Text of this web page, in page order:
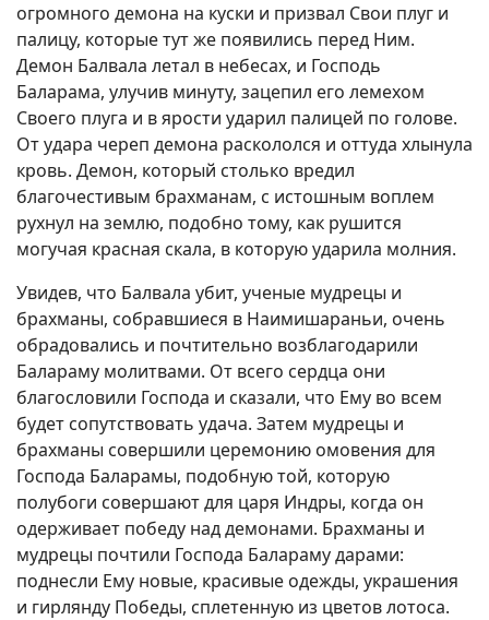
огромного демона на куски и призвал Свои плуг и
палицу, которые тут же появились перед Ним.
Демон Балвала летал в небесах, и Господь
Баларама, улучив минуту, зацепил его лемехом
Своего плуга и в ярости ударил палицей по голове.
От удара череп демона раскололся и оттуда хлынула
кровь. Демон, который столько вредил
благочестивым брахманам, с истошным воплем
рухнул на землю, подобно тому, как рушится
могучая красная скала, в которую ударила молния.
Увидев, что Балвала убит, ученые мудрецы и
брахманы, собравшиеся в Наимишараньи, очень
обрадовались и почтительно возблагодарили
Балараму молитвами. От всего сердца они
благословили Господа и сказали, что Ему во всем
будет сопутствовать удача. Затем мудрецы и
брахманы совершили церемонию омовения для
Господа Баларамы, подобную той, которую
полубоги совершают для царя Индры, когда он
одерживает победу над демонами. Брахманы и
мудрецы почтили Господа Балараму дарами:
поднесли Ему новые, красивые одежды, украшения
и гирлянду Победы, сплетенную из цветов лотоса.